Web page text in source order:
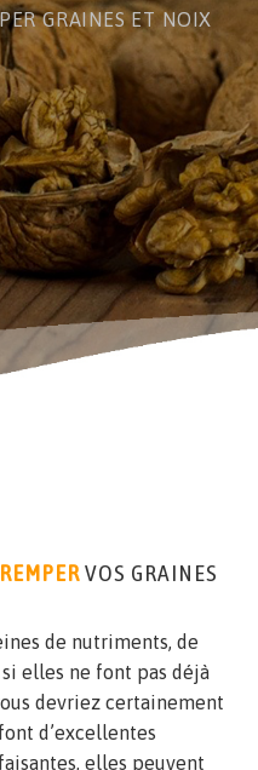
GRAINES ET NOIX
VOS GRAINES
de nutriments, de
elles ne font pas déjà
devriez certainement
d’excellentes
elles peuvent